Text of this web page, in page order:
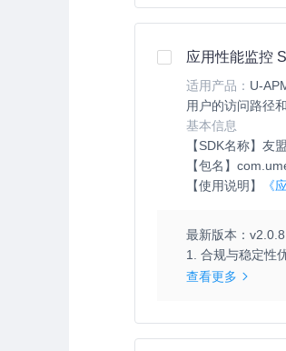
应用性能监控
适用产品： U-
用户的访问路径
基本信息
【SDK名称】 友
【包名】
【使用说明】
《
最新版本： v2.0.8
1. 合规与稳定性
查看更多